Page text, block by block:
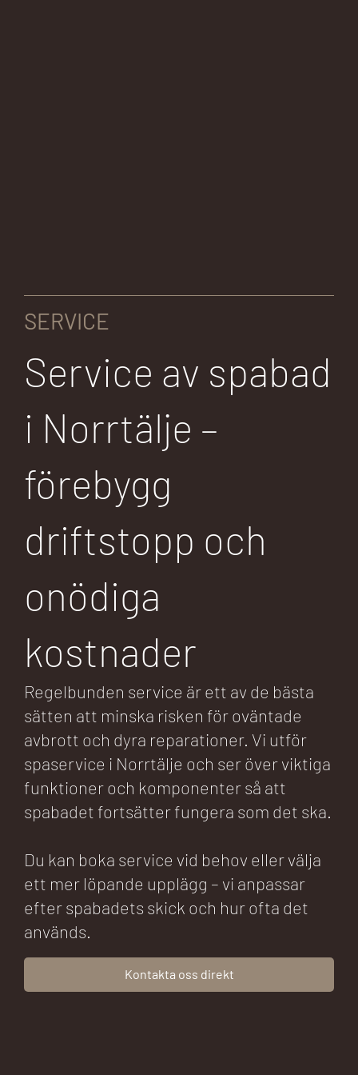
SERVICE
Service av spabad
i Norrtälje –
förebygg
driftstopp och
onödiga
kostnader
Regelbunden service är ett av de bästa
sätten att minska risken för oväntade
avbrott och dyra reparationer. Vi utför
spaservice i Norrtälje och ser över viktiga
funktioner och komponenter så att
spabadet fortsätter fungera som det ska.
Du kan boka service vid behov eller välja
ett mer löpande upplägg – vi anpassar
efter spabadets skick och hur ofta det
används.
Kontakta oss direkt